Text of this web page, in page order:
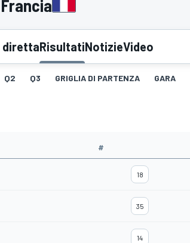
WEC
Francia
direttaRisultatiNotizieVideo
Q2 Q3 GRIGLIA DI PARTENZA GARA
#
18
35
14